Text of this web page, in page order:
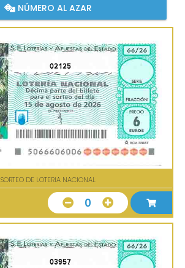
NÚMERO AL AZAR
02125
SORTEO DE LOTERIA NACIONAL
0
03957